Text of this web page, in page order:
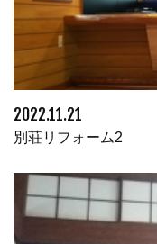
2022.11.21
別荘リフォーム2